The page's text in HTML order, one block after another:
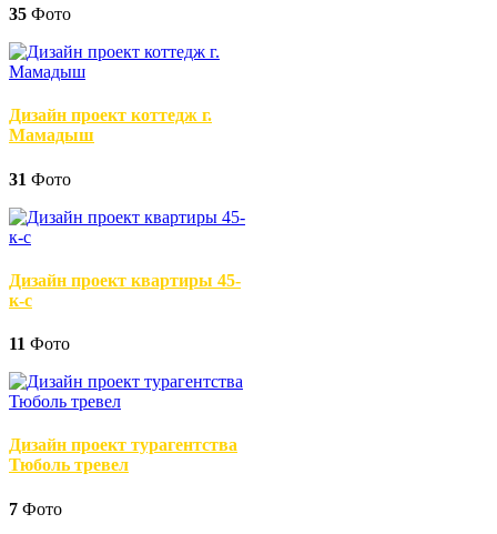
35 Фото
Дизайн проект коттедж г.
Мамадыш
31 Фото
Дизайн проект квартиры 45-
к-с
11 Фото
Дизайн проект турагентства
Тюболь тревел
7 Фото